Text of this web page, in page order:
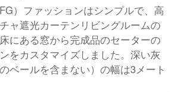
）ファッションはシンプルで、高
ャ遮光カーテンリビングルームの
にある窓から完成品のセーターの
をカスタマイズしました。深い灰
ベールを含まない）の幅は3メート